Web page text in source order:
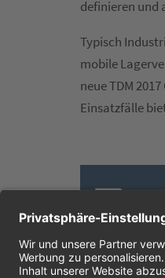
definieren und
Typisch
mobile
neue TDM
Einsatzfälle